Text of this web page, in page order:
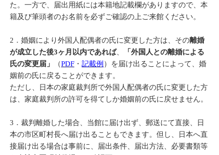
た。一方で、届出用紙には本籍地記載欄がありますので、本
籍及び筆頭者のお名前を必ずご確認の上ご来館ください。
2．婚姻により外国人配偶者の氏に変更した方は、その離婚
が成立した後3ヶ月以内であれば、
「外国人との離婚による
氏の変更届」
（PDF ・ 記載例 ）を届け出ることによって、婚
姻前の氏に戻ることができます。
ただし、日本の家庭裁判所で外国人配偶者の氏に変更した方
は、家庭裁判所の許可を得てしか婚姻前の氏に戻せません。
3．裁判離婚した場合、当館に届け出ず、郵送にて直接、日
本の市区町村長へ届け出ることもできます。但し、日本へ直
接届け出る場合は事前に、届出条件、届出方法、必要書類等